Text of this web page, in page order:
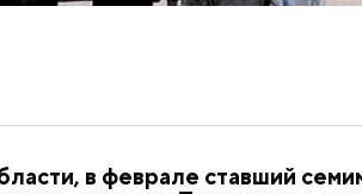
в феврале ставший